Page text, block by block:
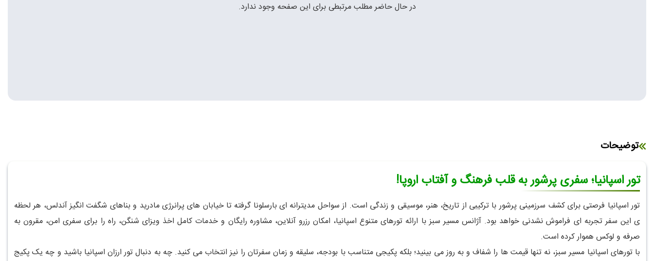
در حال حاضر مطلب مرتبطی برای این صفحه وجود ندارد.
توضیحات
تور اسپانیا؛ سفری پرشور به قلب فرهنگ و آفتاب اروپا!
تور اسپانیا فرصتی برای کشف سرزمینی پرشور با ترکیبی از تاریخ، هنر، موسیقی و زندگی است. از سواحل مدیترانه ای بارسلونا گرفته تا خیابان های پرانرژی مادرید و بناهای شگفت انگیز آندلس، هر لحظه
ی این سفر تجربه ای فراموش نشدنی خواهد بود. آژانس مسیر سبز با ارائه تورهای متنوع اسپانیا، امکان رزرو آنلاین، مشاوره رایگان و خدمات کامل اخذ ویزای شنگن، راه را برای سفری امن، مقرون به
صرفه و لوکس هموار کرده است.
با تورهای اسپانیا مسیر سبز، نه تنها قیمت ها را شفاف و به روز می بینید؛ بلکه پکیجی متناسب با بودجه، سلیقه و زمان سفرتان را نیز انتخاب می کنید. چه به دنبال تور ارزان اسپانیا باشید و چه یک پکیج